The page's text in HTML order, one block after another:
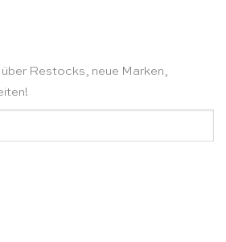
Restocks, neue Marken,